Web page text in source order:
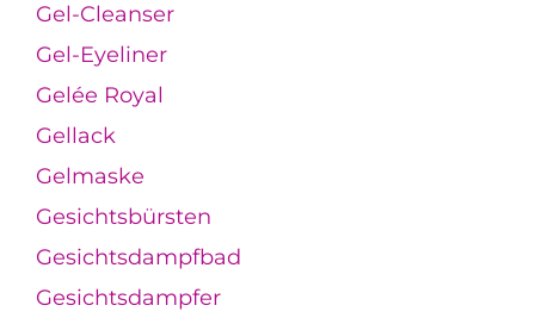
Gel-Cleanser
Gel-Eyeliner
Gelée Royal
Gellack
Gelmaske
Gesichtsbürsten
Gesichtsdampfbad
Gesichtsdampfer